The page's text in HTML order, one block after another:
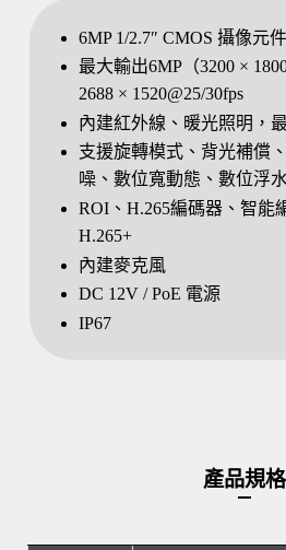
6MP 1/2.7″ CMOS 攝像元
最大輸出6MP（3200 ×
2688 × 1520@25/30fps
內建紅外線、暖光照明，
支援旋轉模式、背光補償
噪、數位寬動態、數位浮
ROI、H.265編碼器、智能
H.265+
內建麥克風
DC 12V / PoE 電源
IP67
產品規格